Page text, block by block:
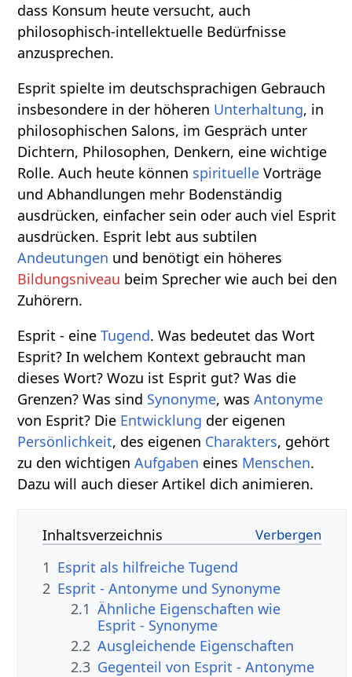
dass Konsum heute versucht, auch
philosophisch-intellektuelle Bedürfnisse
anzusprechen.
Esprit spielte im deutschsprachigen Gebrauch
insbesondere in der höheren Unterhaltung, in
philosophischen Salons, im Gespräch unter
Dichtern, Philosophen, Denkern, eine wichtige
Rolle. Auch heute können spirituelle Vorträge
und Abhandlungen mehr Bodenständig
ausdrücken, einfacher sein oder auch viel Esprit
ausdrücken. Esprit lebt aus subtilen
Andeutungen und benötigt ein höheres
Bildungsniveau beim Sprecher wie auch bei den
Zuhörern.
Esprit - eineTugend. Was bedeutet das Wort
Esprit? In welchem Kontext gebraucht man
dieses Wort? Wozu ist Esprit gut? Was die
Grenzen? Was sind Synonyme, wasAntonyme
von Esprit? Die Entwicklung der eigenen
Persönlichkeit, des eigenen Charakters, gehört
zu den wichtigenAufgaben eines Menschen.
Dazu will auch dieser Artikel dich animieren.
Inhaltsverzeichnis
1 Esprit als hilfreiche Tugend
2 Esprit - Antonyme und Synonyme
2.1 Ähnliche Eigenschaften wie
Esprit - Synonyme
2.2 Ausgleichende Eigenschaften
2.3 Gegenteil von Esprit - Antonyme